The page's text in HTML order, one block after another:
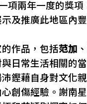
項兩年一度的獎
及推廣此地區內
作品，包括范加 、
與日常生活相關的
鏗藉自身對文化
創傷經驗。謝南